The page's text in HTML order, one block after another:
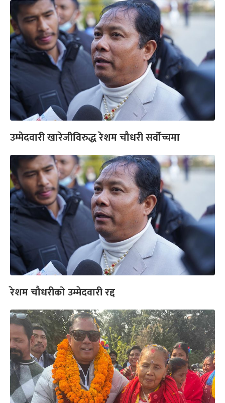
उम्मेदवारी खारेजीविरुद्ध रेशम चौधरी सर्वोच्चमा
रेशम चौधरीको उम्मेदवारी रद्द